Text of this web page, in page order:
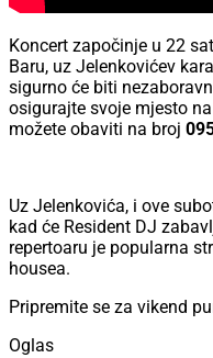
Koncert započinje u 22
Baru, uz Jelenkovićev
sigurno će biti
osigurajte svoje mjesto
možete obaviti na broj
Uz Jelenkovića, i ove
kad će Resident DJ
repertoaru je popularna
housea.
Pripremite se za vikend
Oglas